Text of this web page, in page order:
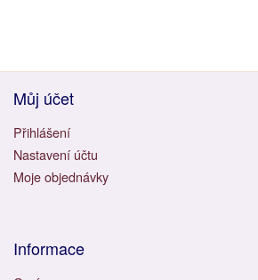
Můj účet
Přihlášení
Nastavení účtu
Moje objednávky
Informace